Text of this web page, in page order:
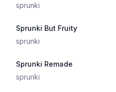
sprunki
Sprunki But Fruity
sprunki
Sprunki Remade
sprunki